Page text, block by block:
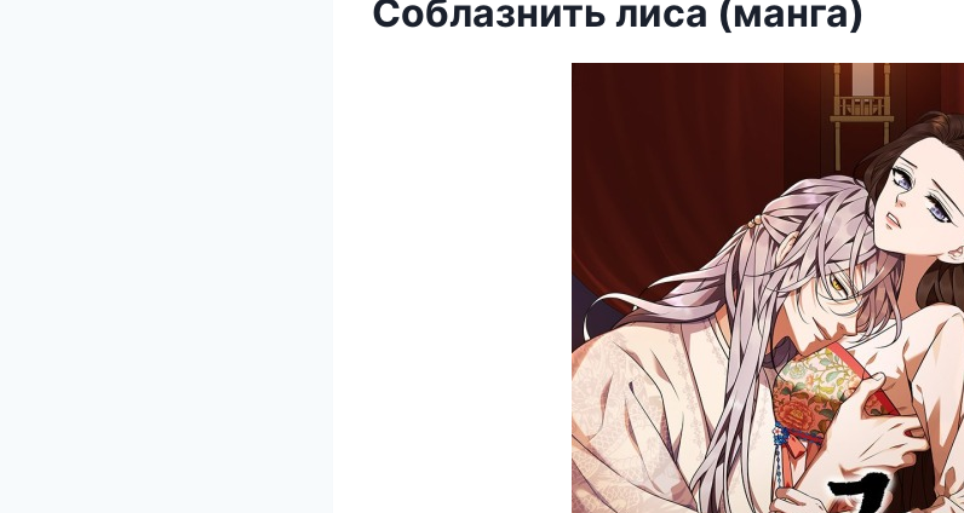
Соблазнить лиса (манга)